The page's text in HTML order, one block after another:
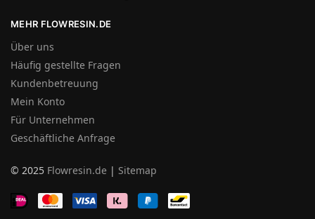
MEHR FLOWRESIN.DE
Über uns
Häufig gestellte Fragen
Kundenbetreuung
Mein Konto
Für Unternehmen
Geschäftliche Anfrage
© 2025 Flowresin.de | Sitemap